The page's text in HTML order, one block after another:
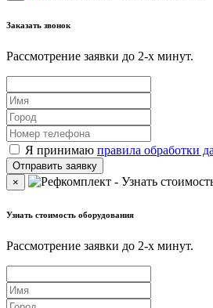
Заказать звонок
Рассмотрение заявки до 2-x минут.
Я принимаю правила обработки
×
Узнать стоимость оборудования
Рассмотрение заявки до 2-x минут.